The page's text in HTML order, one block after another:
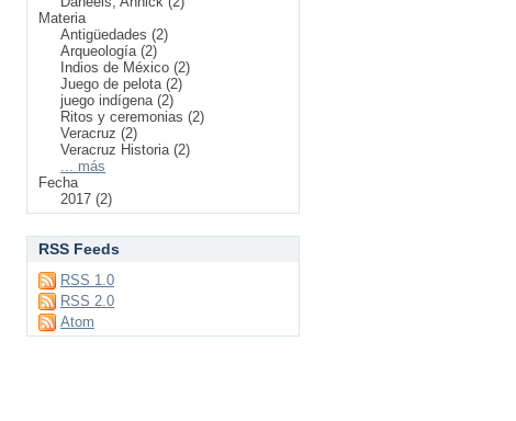
Materia
Antigüedades (2)
Arqueología (2)
Indios de México (2)
Juego de pelota (2)
juego indígena (2)
Ritos y ceremonias (2)
Veracruz (2)
Veracruz Historia (2)
... más
Fecha
2017 (2)
RSS Feeds
RSS 1.0
RSS 2.0
Atom